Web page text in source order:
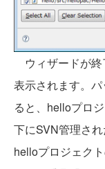
ウィザードが終
表示されます。
ると、helloプロ
下にSVN管理され
helloプロジェク